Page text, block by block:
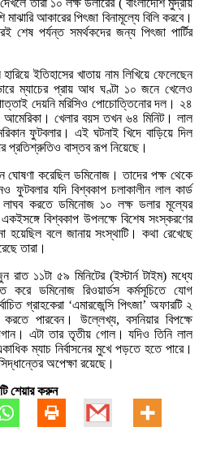
আকারের পিৎজা বিনামূল্যে বিলি করবে।
শেষ পর্যন্ত সমর্থকদের জন্য পিৎজা পার্টির
ইতিহাসের খাতায় নাম লিখিয়ে ফেলেছেন
ম্যাচের প্রায় আধ ঘণ্টা ১০ জনে খেলেও
দেয়নি মরিসিও পোচোত্তিনোর দল। ২৪
খেলার বয়স তখন ৬৪ মিনিট। লাল
ফুটবলার। এই ঘটনাই খিদে বাড়িয়ে দিল
প্রতিশ্রুতিও বাস্তব রূপ নিয়েছে।
করেছিল ডমিনোজ। তাদের পক্ষ থেকে
ফুটবলার যদি বিশ্বকাপ চলাকালীন লাল কার্ড
লাঘব করতে ডমিনোজ ১০ লক্ষ ডলার মূল্যের
একইসঙ্গে বিশ্বকাপ উপলক্ষে বিশেষ সংস্করণের
বলে জানায় সংস্থাটি। কথা রেখেছে
তারা।
রাত ১১টা ৫৯ মিনিটের (ইস্টার্ন টাইম) মধ্যে
করে ডমিনোজ রিওয়ার্ডস কর্মসূচিতে যোগ
গ্রাহকেরা ‘এমারজেন্সি পিৎজা’ অফারটি ২
পারবেন। উল্লেখ্য, বসনিয়ার বিপক্ষে
এটা তার তৃতীয় গোল। যদিও তিনি লাল
ম্যাচ নির্বাসনের মুখে পড়তে হতে পারে।
অপেক্ষা রয়েছে।
শেয়ার করুন